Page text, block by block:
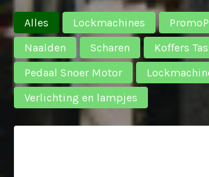
Alles Lockmachines
Naalden
Scharen
Koffers
Pedaal Snoer Motor
Verlichting en lampjes